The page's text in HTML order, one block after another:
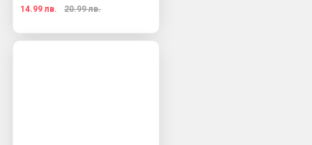
14.99 лв. 20.99 лв.